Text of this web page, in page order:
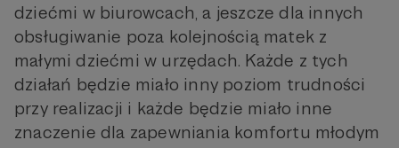
dziećmi w biurowcach, a jeszcze dla innych
obsługiwanie poza kolejnością matek z
małymi dziećmi w urzędach. Każde z tych
działań będzie miało inny poziom trudności
przy realizacji i każde będzie miało inne
znaczenie dla zapewniania komfortu młodym